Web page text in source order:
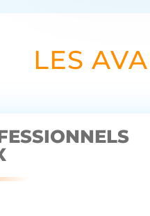
LES